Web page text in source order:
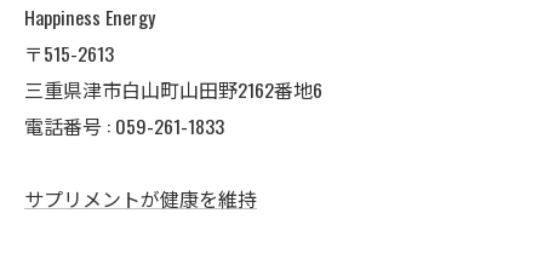
Happiness Energy
〒515-2613
三重県津市白山町山田野2162番地6
電話番号 : 059-261-1833
サプリメントが健康を維持